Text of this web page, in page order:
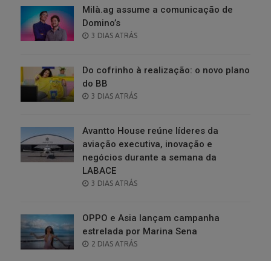
Milà.ag assume a comunicação de
Domino’s
POSTED
3 DIAS ATRÁS
Do cofrinho à realização: o novo plano
do BB
POSTED
3 DIAS ATRÁS
Avantto House reúne líderes da
aviação executiva, inovação e
negócios durante a semana da
LABACE
POSTED
3 DIAS ATRÁS
OPPO e Asia lançam campanha
estrelada por Marina Sena
POSTED
2 DIAS ATRÁS